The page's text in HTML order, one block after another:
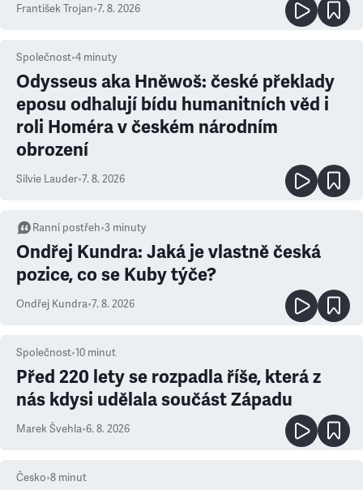
František Trojan•7. 8. 2026
Společnost•4 minuty
Odysseus aka Hněwoš: české překlady
eposu odhalují bídu humanitních věd i
roli Homéra v českém národním
obrození
Silvie Lauder•7. 8. 2026
Ranní postřeh•3 minuty
Ondřej Kundra: Jaká je vlastně česká
pozice, co se Kuby týče?
Ondřej Kundra•7. 8. 2026
Společnost•10 minut
Před 220 lety se rozpadla říše, která z
nás kdysi udělala součást Západu
Marek Švehla•6. 8. 2026
Česko•8 minut